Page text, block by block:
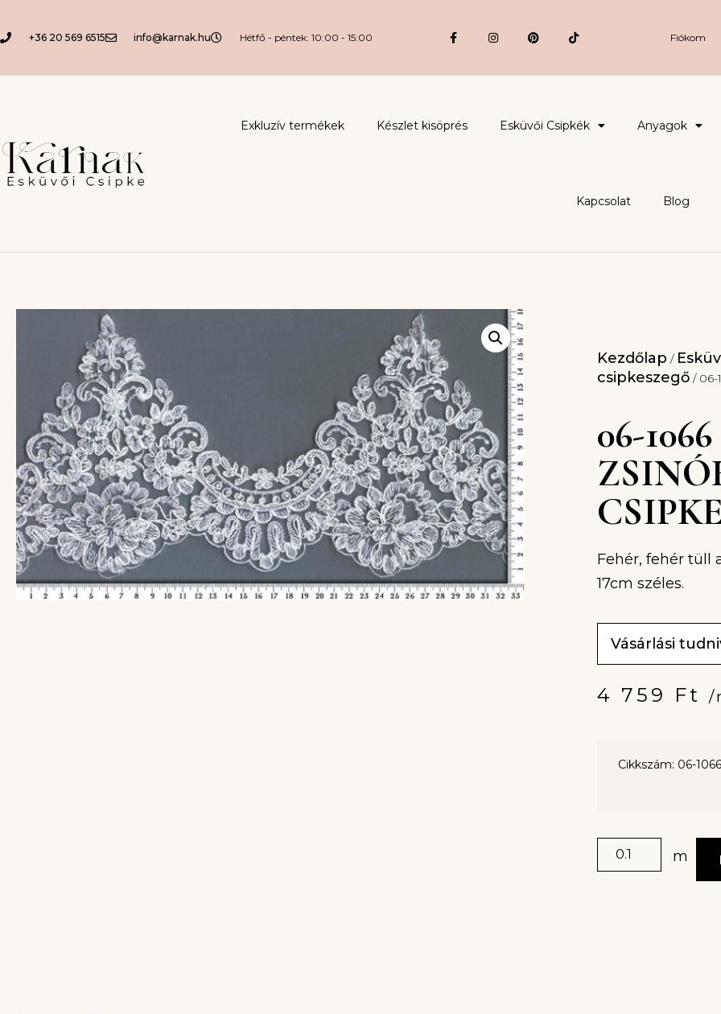
+36 20 569 6515 info@karnak.hu Hétfő - péntek: 10:00 - 15:00 Fiókom
Exkluzív termékek Készlet kisöprés Esküvői Csipkék Anyagok
Kapcsolat Blog
Kezdőlap /
csipkeszegő / 06-
06-
Fehér, fehér tüll
17cm széles.
Vásárlási
4 759 Ft /
Cikkszám: 06-1066
m